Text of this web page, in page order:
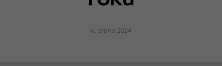
6. srpna 2024